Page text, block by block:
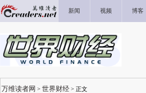
新闻 视频 博客
万维读者网 > 世界财经 > 正文